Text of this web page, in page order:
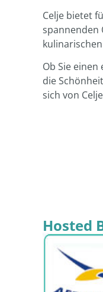
Celje bietet
spannenden
Ob Sie
die
sich von
Hosted